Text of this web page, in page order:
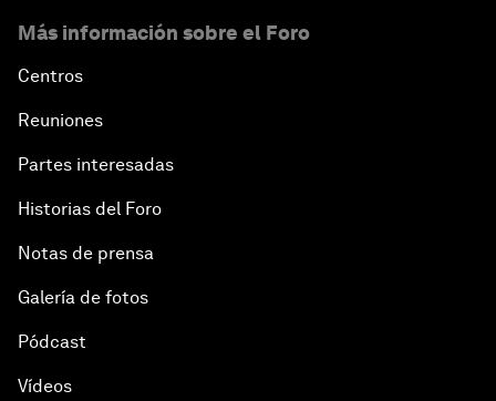
Más información sobre el Foro
Centros
Reuniones
Partes interesadas
Historias del Foro
Notas de prensa
Galería de fotos
Pódcast
Vídeos